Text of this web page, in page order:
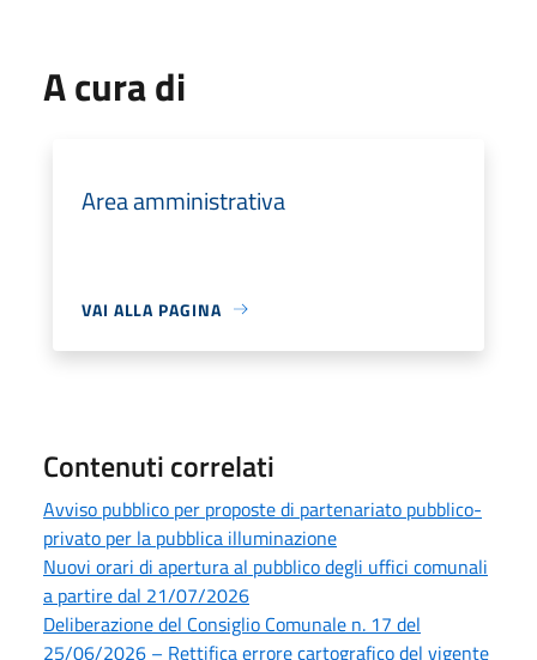
A cura di
Area amministrativa
VAI ALLA PAGINA
Contenuti correlati
Avviso pubblico per proposte di partenariato pubblico-
privato per la pubblica illuminazione
Nuovi orari di apertura al pubblico degli uffici comunali
a partire dal 21/07/2026
Deliberazione del Consiglio Comunale n. 17 del
25/06/2026 – Rettifica errore cartografico del vigente